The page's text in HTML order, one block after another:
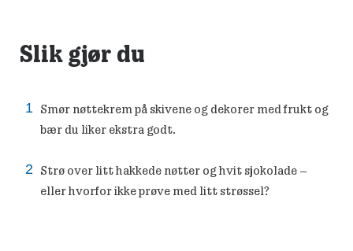
Slik gjør du
Smør nøttekrem på skivene og dekorer med frukt og
bær du liker ekstra godt.
Strø over litt hakkede nøtter og hvit sjokolade –
eller hvorfor ikke prøve med litt strøssel?